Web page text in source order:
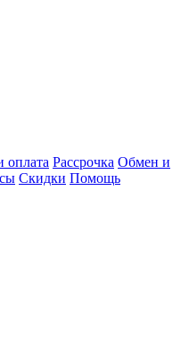
оплата Рассрочка Обмен и
Скидки Помощь